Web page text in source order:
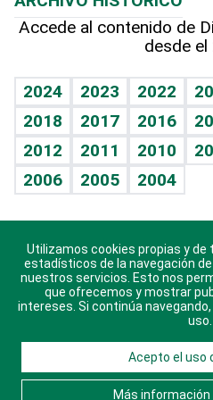
Hablando con el pediatra
Vida y familia
Eñe
Celebrando la vida
Sin complejos
En pocas palabras
Escuchando al corazón
Economía Personal
Línea de hit
TBT Deportivo
Más firmas
Hecho en casa
Guía del dinero
Cumpleaños
Horóscopos
Crucigramas
Accede al contenido de
desde el
2024 2023 2022
2018
2017 2016
2012
2011 2010
2006
2005 2004
Descarga nuestras
sistema
© 2021 Diario Libre, todos
Consulta elAviso Legal.
Utilizamos cookies propias y
estadísticos de la navegación
nuestros servicios. Esto nos
que ofrecemos y mostrar
intereses. Si continúa
uso.
Acepto el uso
Más información